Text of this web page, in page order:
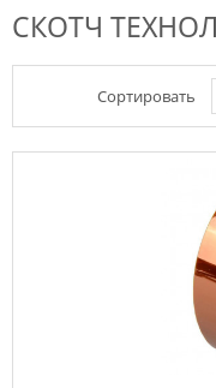
СКОТЧ
Сортировать